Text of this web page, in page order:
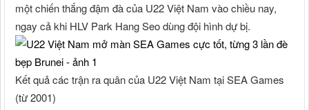
một chiến thắng đậm đà của U22 Việt Nam vào chiều nay,
ngay cả khi HLV Park Hang Seo dùng đội hình dự bị.
Kết quả các trận ra quân của U22 Việt Nam tại SEA Games
(từ 2001)